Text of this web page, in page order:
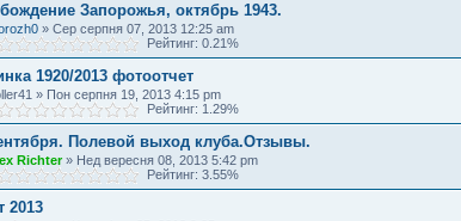
Запорожья, октябрь 1943.
» Сер серпня 07, 2013 12:25 am
Рейтинг: 0.21%
1920/2013 фотоотчет
» Пон серпня 19, 2013 4:15 pm
Рейтинг: 1.29%
Полевой выход клуба.Отзывы.
Richter» Нед вересня 08, 2013 5:42 pm
Рейтинг: 3.55%
2013